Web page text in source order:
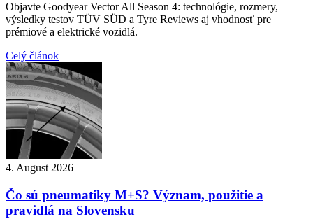
Objavte Goodyear Vector All Season 4: technológie, rozmery,
výsledky testov TÜV SÜD a Tyre Reviews aj vhodnosť pre
prémiové a elektrické vozidlá.
Celý článok
4. August 2026
Čo sú pneumatiky M+S? Význam, použitie a
pravidlá na Slovensku